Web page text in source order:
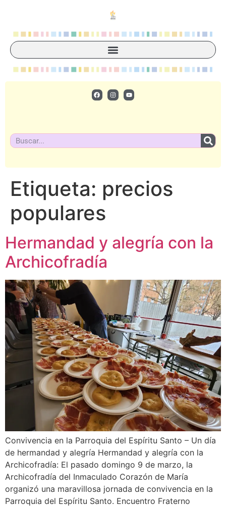
Etiqueta: precios
populares
Hermandad y alegría con la
Archicofradía
Convivencia en la Parroquia del Espíritu Santo – Un día
de hermandad y alegría Hermandad y alegría con la
Archicofradía: El pasado domingo 9 de marzo, la
Archicofradía del Inmaculado Corazón de María
organizó una maravillosa jornada de convivencia en la
Parroquia del Espíritu Santo. Encuentro Fraterno